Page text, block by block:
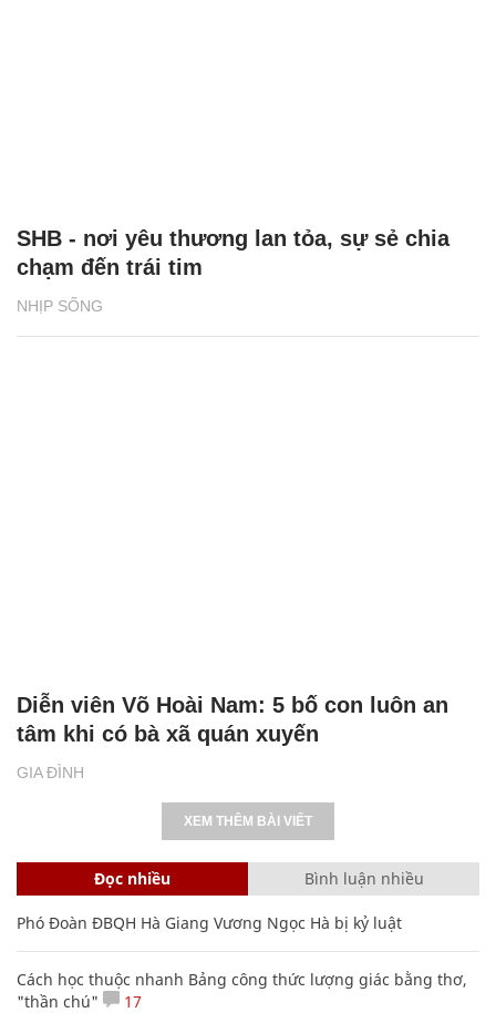
NHỊP SỐNG
SHB - nơi yêu thương lan tỏa, sự sẻ chia
chạm đến trái tim
GIA ĐÌNH
Diễn viên Võ Hoài Nam: 5 bố con luôn an
tâm khi có bà xã quán xuyến
XEM THÊM BÀI VIẾT
Đọc nhiều Bình luận nhiều
Phó Đoàn ĐBQH Hà Giang Vương Ngọc Hà bị kỷ luật
Cách học thuộc nhanh Bảng công thức lượng giác bằng thơ,
"thần chú"
17